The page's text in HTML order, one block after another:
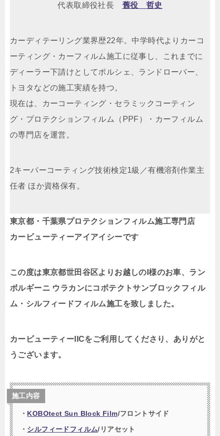
代表取締役社長 舊役 哲史
カーディテーリング業界歴22年。中学時代よりカーコ
ーティング・カーフィルム施工に従事し、これまでに
ディーラー下請けとしてポルシェ、ランドローバー、
トヨタなどの施工実績を持つ。
現在は、カーコーティング・セラミックコーティン
グ・プロテクションフィルム（PPF）・カーフィルム
の専門店を運営。
2キーパーコーティング技術検定1級／有機溶剤作業主
任者 ほか資格保有。
東京都・千葉県プロテクションフィルム施工専門店
カービューティーアイアイシーです
この度は東京都世田谷区よりお越しのI様のお車、ラン
ボルギーニ ウラカンにコボテクトサンブロックフィル
ム・シルフィードフィルム施工を致しました。
カービューティーIICをご利用してくださり、ありがと
うございます。
施工内容
・ KOBOtect Sun Block Film/フロントサイド
・ シルフィードフィルム/リアセット